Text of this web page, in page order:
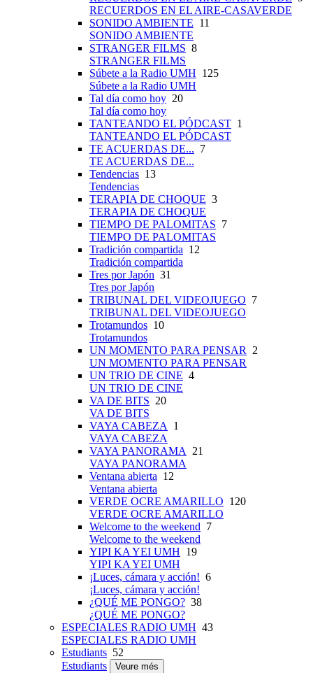
RECUERDOS EN EL AIRE-CASAVERDE
SONIDO AMBIENTE 11
SONIDO AMBIENTE
STRANGER FILMS 8
STRANGER FILMS
Súbete a la Radio UMH 125
Súbete a la Radio UMH
Tal día como hoy 20
Tal día como hoy
TANTEANDO EL PÓDCAST 1
TANTEANDO EL PÓDCAST
TE ACUERDAS DE... 7
TE ACUERDAS DE...
Tendencias 13
Tendencias
TERAPIA DE CHOQUE 3
TERAPIA DE CHOQUE
TIEMPO DE PALOMITAS 7
TIEMPO DE PALOMITAS
Tradición compartida 12
Tradición compartida
Tres por Japón 31
Tres por Japón
TRIBUNAL DEL VIDEOJUEGO 7
TRIBUNAL DEL VIDEOJUEGO
Trotamundos 10
Trotamundos
UN MOMENTO PARA PENSAR
2
UN MOMENTO PARA PENSAR
UN TRIO DE CINE 4
UN TRIO DE CINE
VA DE BITS 20
VA DE BITS
VAYA CABEZA
1
VAYA CABEZA
VAYA PANORAMA
21
VAYA PANORAMA
Ventana abierta 12
Ventana abierta
VERDE OCRE AMARILLO 120
VERDE OCRE AMARILLO
Welcome to the weekend 7
Welcome to the weekend
YIPI KA YEI UMH 19
YIPI KA YEI UMH
¡Luces, cámara y acción! 6
¡Luces, cámara y acción!
¿QUÉ ME PONGO? 38
¿QUÉ ME PONGO?
ESPECIALES RADIO UMH 43
ESPECIALES RADIO UMH
Estudiants 52
Estudiants
Veure més